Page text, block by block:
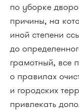
по уборке
причины, на
иной степени
до
грамотный, все
о правилах
и городских
привлекать